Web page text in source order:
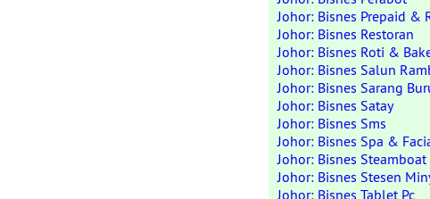
Johor: Bisnes Prepaid &
Johor: Bisnes Restoran
Johor: Bisnes Roti &
Johor: Bisnes Salun
Johor: Bisnes Sarang
Johor: Bisnes Satay
Johor: Bisnes Sms
Johor: Bisnes Spa &
Johor: Bisnes Steamboat
Johor: Bisnes Stesen
Johor: Bisnes Tablet Pc